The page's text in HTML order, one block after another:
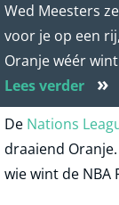
Wed Meesters
voor je op een
Oranje wéér
Lees verder
»
De Nations
draaiend
wie wint de NBA